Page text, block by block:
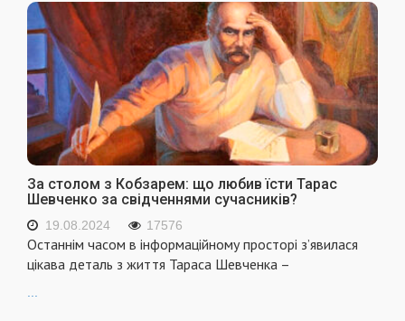
За столом з Кобзарем: що любив їсти Тарас
Шевченко за свідченнями сучасників?
19.08.2024 17576
Останнім часом в інформаційному просторі з’явилася
цікава деталь з життя Тараса Шевченка –